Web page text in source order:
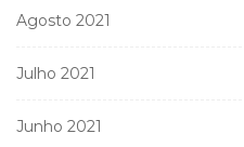
Agosto 2021
Julho 2021
Junho 2021